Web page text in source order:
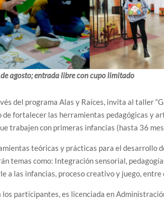
agosto; entrada libre con cupo limitado
del programa Alas y Raíces, invita al taller
fortalecer las herramientas pedagógicas y
trabajen con primeras infancias (hasta 36
teóricas y prácticas para el desarrollo
temas como: Integración sensorial,
a las infancias, proceso creativo y juego, entre
participantes, es licenciada en